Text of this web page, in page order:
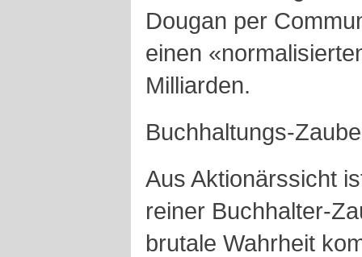
Dougan per
einen
Milliarden.
Buchhaltungs-
Aus Aktionärssicht
reiner Buchhalter-
brutale Wahrheit